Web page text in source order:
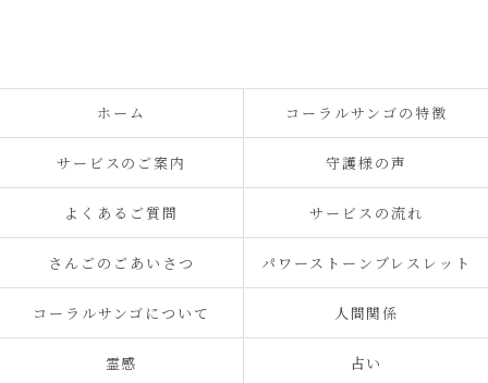
ホーム コーラルサンゴの特徴
サービスのご案内 守護様の声
よくあるご質問 サービスの流れ
さんごのごあいさつ パワーストーンブレスレット
コーラルサンゴについて 人間関係
霊感 占い